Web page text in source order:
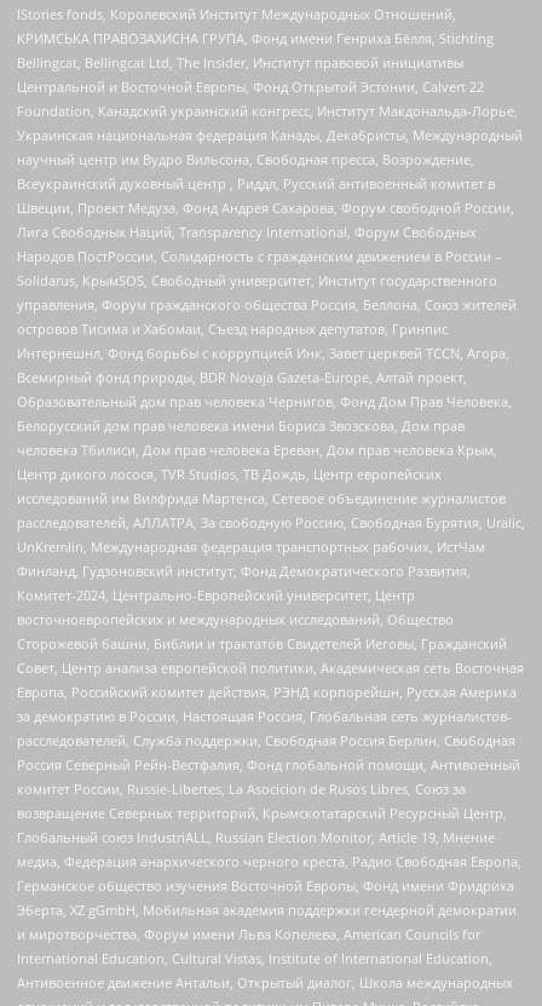
IStories fonds, Королевский Институт Международных Отношений,
КРИМСЬКА ПРАВОЗАХИСНА ГРУПА, Фонд имени Генриха Бёлля, Stichting
Bellingcat, Bellingcat Ltd, The Insider, Институт правовой инициативы
Центральной и Восточной Европы, Фонд Открытой Эстонии, Calvert 22
Foundation, Канадский украинский конгресс, Институт Макдональда-Лорье,
Украинская национальная федерация Канады, Декабристы, Международный
научный центр им Вудро Вильсона, Свободная пресса, Возрождение,
Всеукраинский духовный центр , Риддл, Русский антивоенный комитет в
Швеции, Проект Медуза, Фонд Андрея Сахарова, Форум свободной России,
Лига Свободных Наций, Transparеncy International, Форум Свободных
Народов ПостРоссии, Солидарность с гражданским движением в России –
Solidarus, КрымSOS, Свободный университет, Институт государственного
управления, Форум гражданского общества Россия, Беллона, Союз жителей
островов Тисима и Хабомаи, Съезд народных депутатов, Гринпис
Интернешнл, Фонд борьбы с коррупцией Инк, Завет церквей TCCN, Агора,
Всемирный фонд природы, BDR Novaja Gazeta-Europe, Алтай проект,
Образовательный дом прав человека Чернигов, Фонд Дом Прав Человека,
Белорусский дом прав человека имени Бориса Звозскова, Дом прав
человека Тбилиси, Дом прав человека Ереван, Дом прав человека Крым,
Центр дикого лосося, TVR Studios, ТВ Дождь, Центр европейских
исследований им Вилфрида Мартенса, Сетевое объединение журналистов
расследователей, АЛЛАТРА, За свободную Россию, Свободная Бурятия, Uralic,
UnKremlin, Международная федерация транспортных рабочих, ИстЧам
Финланд, Гудзоновский институт, Фонд Демократического Развития,
Комитет-2024, Центрально-Европейский университет, Центр
восточноевропейских и международных исследований, Общество
Сторожевой башни, Библии и трактатов Свидетелей Иеговы, Гражданский
Совет, Центр анализа европейской политики, Академическая сеть Восточная
Европа, Российский комитет действия, РЭНД корпорейшн, Русская Америка
за демократию в России, Настоящая Россия, Глобальная сеть журналистов-
расследователей, Служба поддержки, Свободная Россия Берлин, Свободная
Россия Северный Рейн-Вестфалия, Фонд глобальной помощи, Антивоенный
комитет России, Russie-Libertes, La Asocicion de Rusos Libres, Союз за
возвращение Северных территорий, Крымскотатарский Ресурсный Центр,
Глобальный союз IndustriALL, Russian Election Monitor, Article 19, Мнение
медиа, Федерация анархического черного креста, Радио Свободная Европа,
Германское общество изучения Восточной Европы, Фонд имени Фридриха
Эберта, XZ gGmbH, Мобильная академия поддержки гендерной демократии
и миротворчества, Форум имени Льва Копелева, American Councils for
International Education, Cultural Vistas, Institute of International Education,
Антивоенное движение Антальи, Открытый диалог, Школа международных